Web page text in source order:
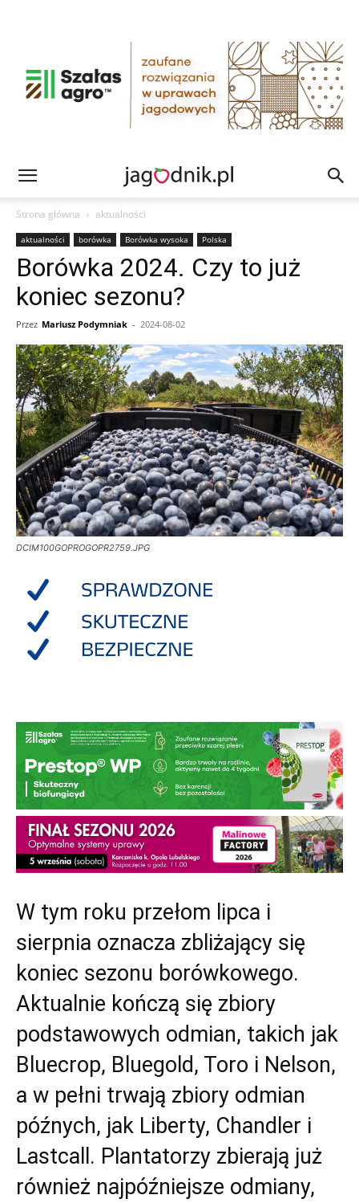
Strona główna aktualności
aktualności borówka Borówka wysoka Polska
Borówka 2024. Czy to już
koniec sezonu?
Przez Mariusz Podymniak - 2024-08-02
DCIM100GOPROGOPR2759.JPG
W tym roku przełom lipca i
sierpnia oznacza zbliżający się
koniec sezonu borówkowego.
Aktualnie kończą się zbiory
podstawowych odmian, takich jak
Bluecrop, Bluegold, Toro i Nelson,
a w pełni trwają zbiory odmian
późnych, jak Liberty, Chandler i
Lastcall. Plantatorzy zbierają już
również najpóźniejsze odmiany,